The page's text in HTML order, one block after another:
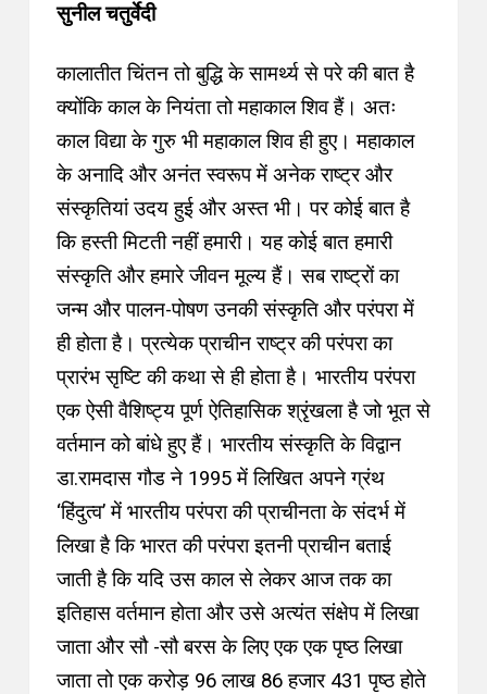
सुनील चतुर्वेदी
कालातीत चिंतन तो बुद्धि के सामर्थ्य से परे की बात है
क्योंकि काल के नियंता तो महाकाल शिव हैं। अतः
काल विद्या के गुरु भी महाकाल शिव ही हुए। महाकाल
के अनादि और अनंत स्वरूप में अनेक राष्ट्र और
संस्कृतियां उदय हुई और अस्त भी। पर कोई बात है
कि हस्ती मिटती नहीं हमारी। यह कोई बात हमारी
संस्कृति और हमारे जीवन मूल्य हैं। सब राष्ट्रों का
जन्म और पालन-पोषण उनकी संस्कृति और परंपरा में
ही होता है। प्रत्येक प्राचीन राष्ट्र की परंपरा का
प्रारंभ सृष्टि की कथा से ही होता है। भारतीय परंपरा
एक ऐसी वैशिष्ट्य पूर्ण ऐतिहासिक श्रृंखला है जो भूत से
वर्तमान को बांधे हुए हैं। भारतीय संस्कृति के विद्वान
डा.रामदास गौड ने 1995 में लिखित अपने ग्रंथ
‘हिंदुत्व’ में भारतीय परंपरा की प्राचीनता के संदर्भ में
लिखा है कि भारत की परंपरा इतनी प्राचीन बताई
जाती है कि यदि उस काल से लेकर आज तक का
इतिहास वर्तमान होता और उसे अत्यंत संक्षेप में लिखा
जाता और सौ -सौ बरस के लिए एक एक पृष्ठ लिखा
जाता तो एक करोड़ 96 लाख 86 हजार 431 पृष्ठ होते